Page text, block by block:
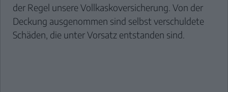
der Regel unsere Vollkaskoversicherung. Von der
Deckung ausgenommen sind selbst verschuldete
Schäden, die unter Vorsatz entstanden sind.